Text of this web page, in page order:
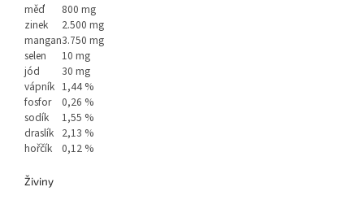
měď
800 mg
zinek
2.500 mg
mangan3.750 mg
selen
10 mg
jód
30 mg
vápník 1,44 %
fosfor
0,26 %
sodík
1,55 %
draslík 2,13 %
hořčík
0,12 %
Živiny